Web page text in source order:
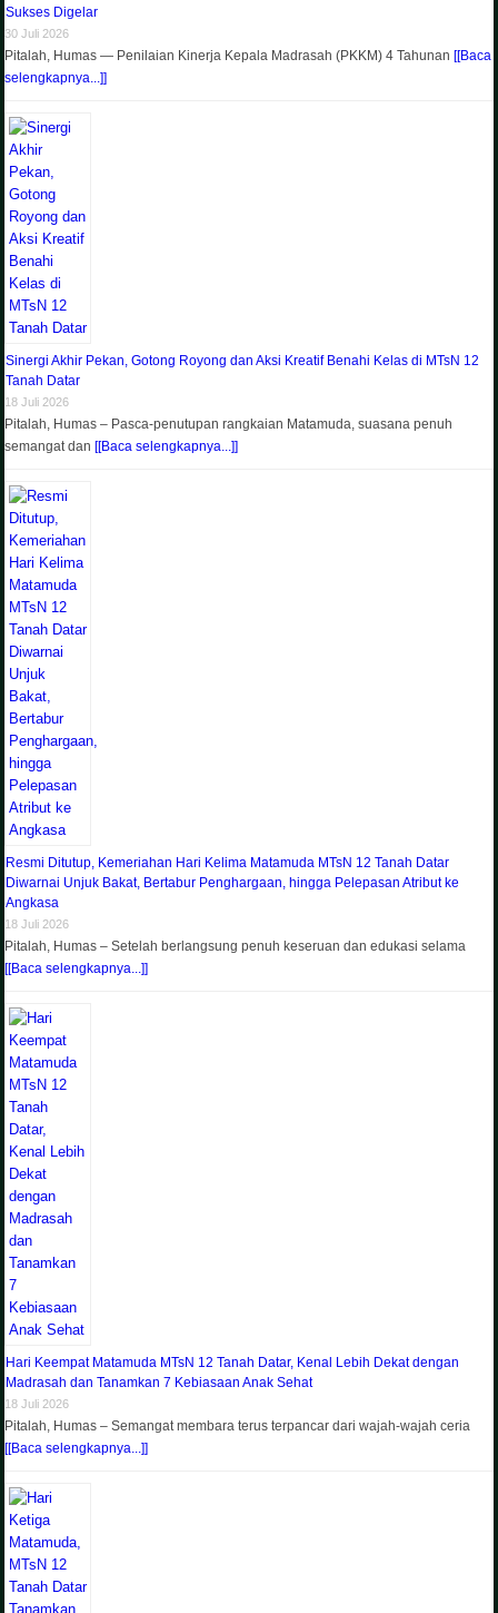
Sukses Digelar
30 Juli 2026
Pitalah, Humas — Penilaian Kinerja Kepala Madrasah (PKKM) 4 Tahunan[[Baca
selengkapnya...]]
Sinergi Akhir Pekan, Gotong Royong dan Aksi Kreatif Benahi Kelas di MTsN 12
Tanah Datar
18 Juli 2026
Pitalah, Humas – Pasca-penutupan rangkaian Matamuda, suasana penuh
semangat dan[[Baca selengkapnya...]]
Resmi Ditutup, Kemeriahan Hari Kelima Matamuda MTsN 12 Tanah Datar
Diwarnai Unjuk Bakat, Bertabur Penghargaan, hingga Pelepasan Atribut ke
Angkasa
18 Juli 2026
Pitalah, Humas – Setelah berlangsung penuh keseruan dan edukasi selama
[[Baca selengkapnya...]]
Hari Keempat Matamuda MTsN 12 Tanah Datar, Kenal Lebih Dekat dengan
Madrasah dan Tanamkan 7 Kebiasaan Anak Sehat
18 Juli 2026
Pitalah, Humas – Semangat membara terus terpancar dari wajah-wajah ceria
[[Baca selengkapnya...]]